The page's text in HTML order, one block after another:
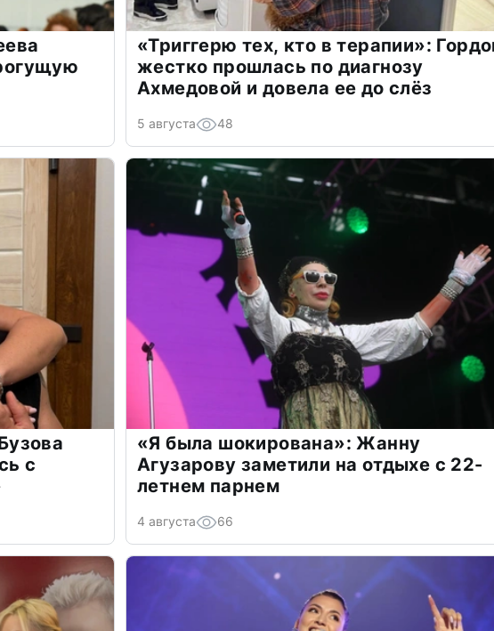
«Триггерю тех, кто в терапии»:
жестко прошлась по диагнозу
Ахмедовой и довела ее до слёз
5 августа 48
с
«Я была шокирована»: Жанну
Агузарову заметили на отдыхе с 22-
летнем парнем
4 августа 66